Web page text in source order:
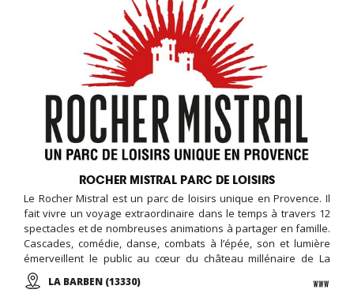
ROCHER MISTRAL PARC DE LOISIRS
Le Rocher Mistral est un parc de loisirs unique en Provence. Il
fait vivre un voyage extraordinaire dans le temps à travers 12
spectacles et de nombreuses animations à partager en famille.
Cascades, comédie, danse, combats à l’épée, son et lumière
émerveillent le public au cœur du château millénaire de La
Barben. En journée ou en soirée, vivez l'aventure au Rocher
Mistral !LA BARBEN (13330)